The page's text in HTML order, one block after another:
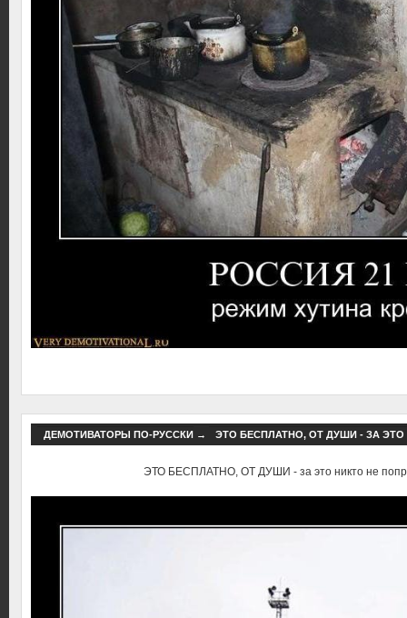
ДЕМОТИВАТОРЫ ПО-РУССКИ→ ЭТО БЕСПЛАТНО, ОТ ДУШИ - ЗА
ЭТО БЕСПЛАТНО, ОТ ДУШИ - за это никто не